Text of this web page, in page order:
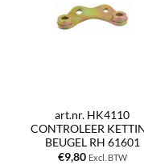
art.nr. HK4110
CONTROLEER
BEUGEL RH 61601
€9,80 Excl. BTW